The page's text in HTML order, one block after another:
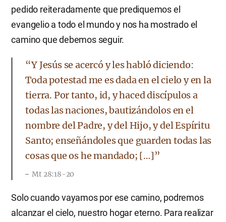
pedido reiteradamente que prediquemos el
evangelio a todo el mundo y nos ha mostrado el
camino que debemos seguir.
“Y Jesús se acercó y les habló diciendo:
Toda potestad me es dada en el cielo y en la
tierra. Por tanto, id, y haced discípulos a
todas las naciones, bautizándolos en el
nombre del Padre, y del Hijo, y del Espíritu
Santo; enseñándoles que guarden todas las
cosas que os he mandado; […]”
Mt 28:18-20
Solo cuando vayamos por ese camino, podremos
alcanzar el cielo, nuestro hogar eterno. Para realizar